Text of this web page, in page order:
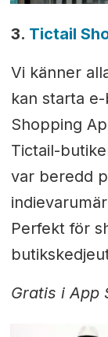
3. Tictail
Vi känner
kan starta
Shopping
Tictail-
var beredd
Perfekt för
Gratis i App